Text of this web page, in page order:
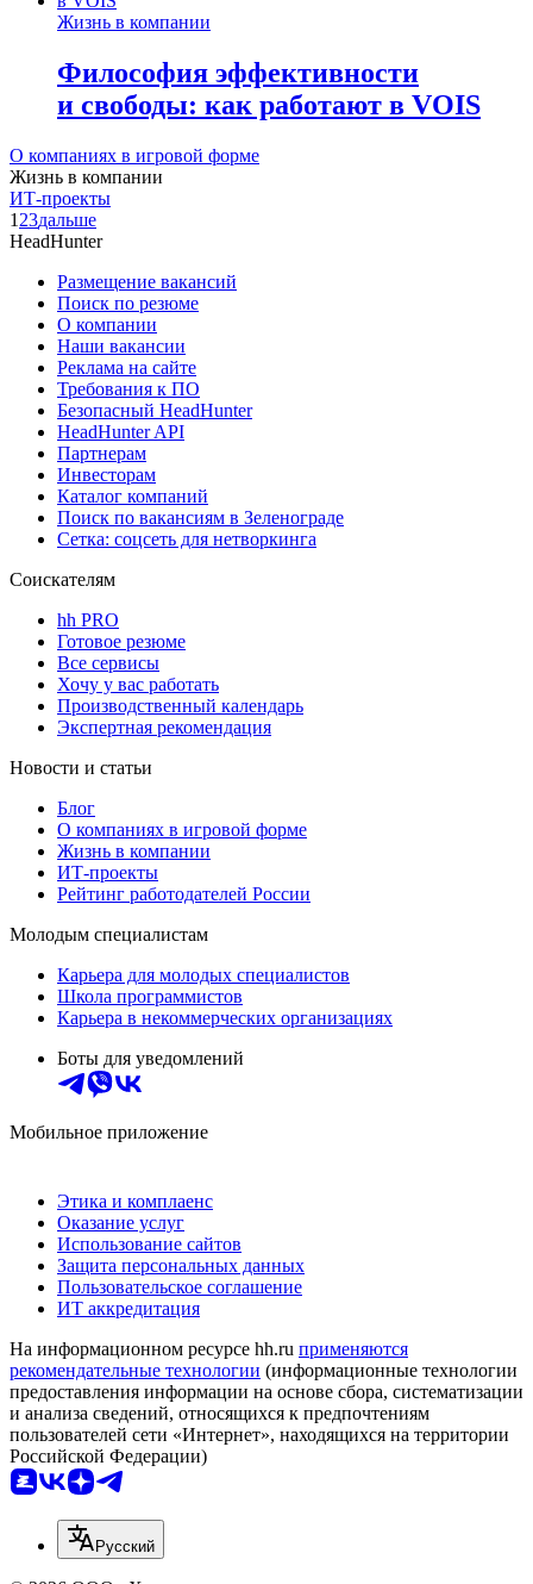
Жизнь в компании
Философия эффективности
и свободы: как работают в VOIS
О компаниях в игровой форме
Жизнь в компании
ИТ-проекты
1 23дальше
HeadHunter
Размещение вакансий
Поиск по резюме
О компании
Наши вакансии
Реклама на сайте
Требования к ПО
Безопасный HeadHunter
HeadHunter API
Партнерам
Инвесторам
Каталог компаний
Поиск по вакансиям в Зеленограде
Сетка: соцсеть для нетворкинга
Соискателям
hh PRO
Готовое резюме
Все сервисы
Хочу у вас работать
Производственный календарь
Экспертная рекомендация
Новости и статьи
Блог
О компаниях в игровой форме
Жизнь в компании
ИТ-проекты
Рейтинг работодателей России
Молодым специалистам
Карьера для молодых специалистов
Школа программистов
Карьера в некоммерческих организациях
Боты для уведомлений
Мобильное приложение
Этика и комплаенс
Оказание услуг
Использование сайтов
Защита персональных данных
Пользовательское соглашение
ИТ аккредитация
На информационном ресурсе hh.ru применяются
рекомендательные технологии (информационные технологии
предоставления информации на основе сбора, систематизации
и анализа сведений, относящихся к предпочтениям
пользователей сети «Интернет», находящихся на территории
Российской Федерации)
Русский